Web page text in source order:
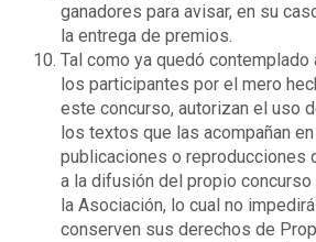
ganadores para avisar, en su
la entrega de premios.
Tal como ya quedó
los participantes por el mero
este concurso, autorizan el uso
los textos que las acompañan
publicaciones o reproducciones
a la difusión del propio
la Asociación, lo cual no
conserven sus derechos de